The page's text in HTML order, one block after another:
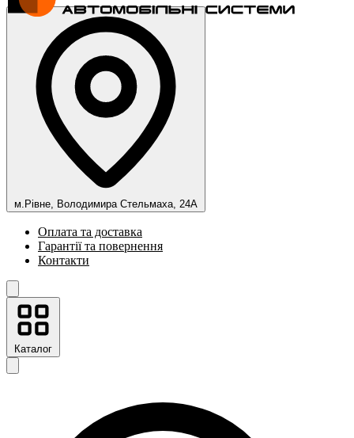
м.Рівне, Володимира Стельмаха, 24А
Оплата та доставка
Гарантії та повернення
Контакти
Каталог